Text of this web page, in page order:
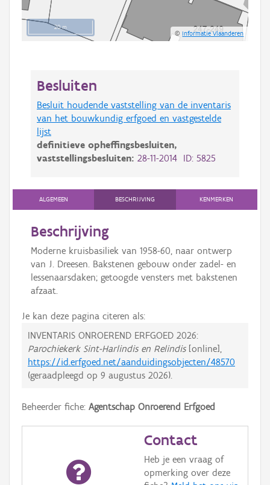
20 m
©Informatie Vlaanderen
Besluiten
Besluit houdende vaststelling van de inventaris
van het bouwkundig erfgoed en vastgestelde
lijst
definitieve opheffingsbesluiten,
vaststellingsbesluiten: 28-11-2014 ID: 5825
ALGEMEEN BESCHRIJVING KENMERKEN
Beschrijving
Moderne kruisbasiliek van 1958-60, naar ontwerp
van J. Dreesen. Bakstenen gebouw onder zadel- en
lessenaarsdaken; getoogde vensters met bakstenen
afzaat.
Je kan deze pagina citeren als:
INVENTARIS ONROEREND ERFGOED 2026:
Parochiekerk Sint-Harlindis en Relindis[online],
https://id.erfgoed.net/aanduidingsobjecten/48570
(geraadpleegd op 9 augustus 2026).
Beheerder fiche: Agentschap Onroerend Erfgoed
Contact
Heb je een vraag of
opmerking over deze